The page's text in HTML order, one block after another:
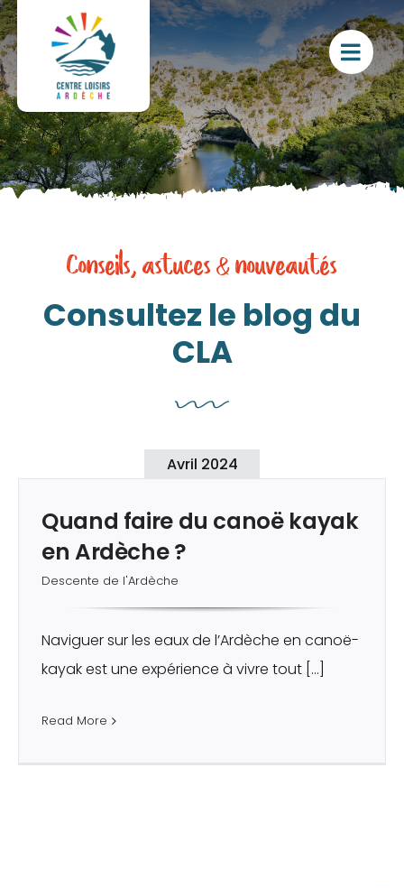
Passer
au
contenu
Conseils, astuces & nouveautés
Consultez le blog du
CLA
Avril 2024
Quand faire du canoë kayak
en Ardèche ?
Descente de l'Ardèche
Naviguer sur les eaux de l’Ardèche en canoë-
kayak est une expérience à vivre tout […]
Read More